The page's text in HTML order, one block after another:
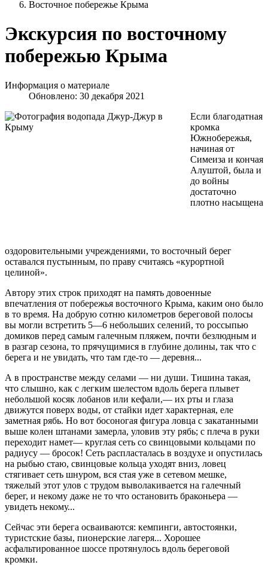
Восточное побережье Крыма
Экскурсия по восточному
побережью Крыма
Информация о материале
Обновлено: 30 декабря 2021
Если благодатная
кромка
Южнобережья,
начиная от
Симеиза и кончая
Алуштой, была и
до войны
достаточно
плотно насыщена
оздоровительными учреждениями, то восточный берег
оставался пустынным, по праву считаясь «курортной
целиной».
Автору этих строк приходят на память довоенные
впечатления от побережья восточного Крыма, каким оно было
в то время. На добрую сотню километров береговой полосы
вы могли встретить 5—6 небольших селений, то россыпью
домиков перед самым галечным пляжем, почти безлюдным и
в разгар сезона, то прячущимися в глубине долины, так что с
берега и не увидать, что там где-то — деревня...
А в пространстве между селами — ни души. Тишина такая,
что слышно, как с легким шелестом вдоль берега плывет
небольшой косяк лобанов или кефали,— их рты и глаза
движутся поверх воды, от стайки идет характерная, еле
заметная рябь. Но вот босоногая фигура ловца с закатанными
выше колен штанами замерла, уловив эту рябь; с плеча в руки
переходит намет— круглая сеть со свинцовыми кольцами по
радиусу — бросок! Сеть распласталась в воздухе и опустилась
на рыбью стаю, свинцовые кольца уходят вниз, ловец
стягивает сеть шнуром, вся стая уже в сетевом мешке,
тяжелый этот улов с трудом выволакивается на галечный
берег, и некому даже не то что остановить браконьера —
увидеть некому...
Сейчас эти берега осваиваются: кемпинги, автостоянки,
туристские базы, пионерские лагеря... Хорошее
асфальтированное шоссе протянулось вдоль береговой
кромки.